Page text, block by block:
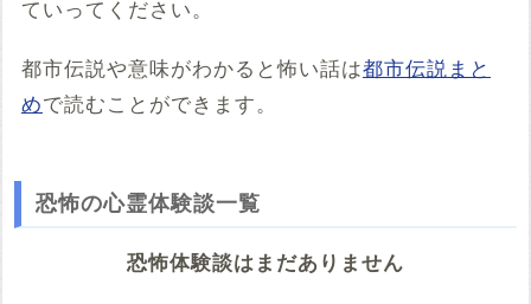
ていってください。
都市伝説や意味がわかると怖い話は都市伝説まと
めで読むことができます。
恐怖の心霊体験談一覧
恐怖体験談はまだありません